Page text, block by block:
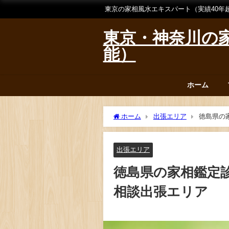
東京の家相風水エキスパート（実績40年
東京・神奈川の
能）
ホーム
ホーム 出張エリア 徳島県の
出張エリア
徳島県の家相鑑定
相談出張エリア